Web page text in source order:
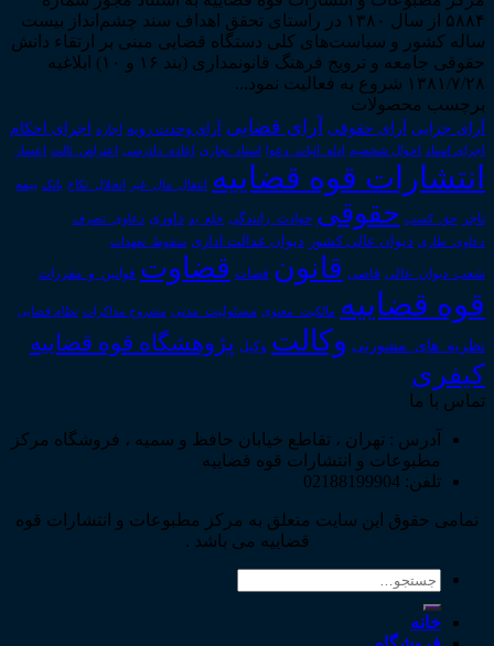
۵۸۸۴ از سال ۱۳۸۰ در راستای تحقق اهداف سند چشم‌انداز بیست
ساله کشور و سیاست‌های کلی دستگاه قضایی مبنی بر ارتقاء دانش
حقوقی جامعه و ترویج فرهنگ قانونمداری (بند ۱۶ و ۱۰) ابلاغیه
۱۳۸۱/۷/۲۸ شروع به فعالیت نمود...
برچسب محصولات
آرای جزایی آرای حقوقی آرای قضایی آرای وحدت رویه اجاره اجرای احکام
اجرای اسناد احوال شخصیه ادله_اثبات_دعوا اسناد_تجاری اعاده_دادرسی اعتراض_ثالث اعسار
انتشارات قوه قضاییه انتقال_مال_غیر انحلال_نکاح بانک بیمه
تاجر حق_کسب حقوقی حوادث_رانندگی خلع_ید داوری دعاوی_تصرف
دعاوی_طاری دیوان عالی کشور دیوان عدالت اداری سقوط_تعهدات
شعب_دیوان_عالی قاضی قانون قضات قضاوت قوانین_و_مقررات
قوه قضاییه مالکیت_معنوی مسئولیت_مدنی مشروح مذاکرات نظام قضایی
نظریه_های_مشورتی وکالت وکیل پژوهشگاه قوه قضاییه
کیفری
تماس با ما
آدرس : تهران ، تقاطع خیابان حافظ و سمیه ، فروشگاه مرکز
مطبوعات و انتشارات قوه قضاییه
تلفن: 02188199904
تمامی حقوق این سایت متعلق به مرکز مطبوعات و انتشارات قوه
قضاییه می باشد .
جستجو
خانه